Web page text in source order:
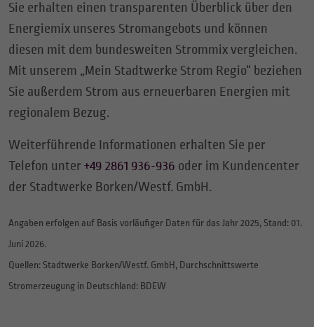
Sie erhalten einen transparenten Überblick über den
Energiemix unseres Stromangebots und können
diesen mit dem bundesweiten Strommix vergleichen.
Mit unserem „Mein Stadtwerke Strom Regio“ beziehen
Sie außerdem Strom aus erneuerbaren Energien mit
regionalem Bezug.
Weiterführende Informationen erhalten Sie per
Telefon unter +49 2861 936-936 oder im Kundencenter
der Stadtwerke Borken/Westf. GmbH.
Angaben erfolgen auf Basis vorläufiger Daten für das Jahr 2025, Stand: 01.
Juni 2026.
Quellen: Stadtwerke Borken/Westf. GmbH, Durchschnittswerte
Stromerzeugung in Deutschland: BDEW